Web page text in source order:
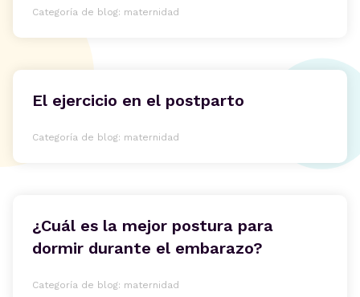
Categoría de blog: maternidad
El ejercicio en el postparto
Categoría de blog: maternidad
¿Cuál es la mejor postura para
dormir durante el embarazo?
Categoría de blog: maternidad